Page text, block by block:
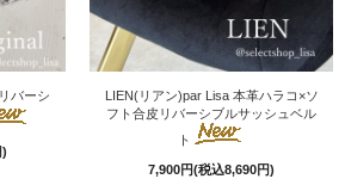
バーシ
LIEN(リアン)par Lisa 本革ハラコ×ソ
フト合皮リバーシブルサッシュベル
ト
7,900円(税込8,690円)